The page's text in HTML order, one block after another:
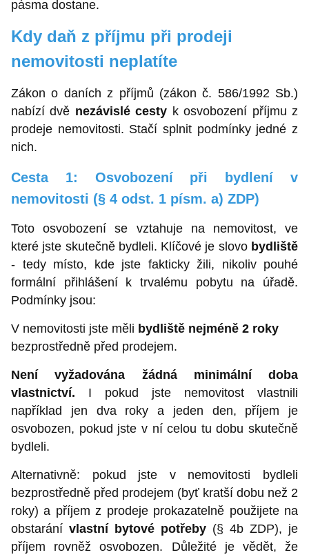
pásma dostane.
Kdy daň z příjmu při prodeji
nemovitosti neplatíte
Zákon o daních z příjmů (zákon č. 586/1992 Sb.)
nabízí dvě nezávislé cesty k osvobození příjmu z
prodeje nemovitosti. Stačí splnit podmínky jedné z
nich.
Cesta 1: Osvobození při bydlení v
nemovitosti (§ 4 odst. 1 písm. a) ZDP)
Toto osvobození se vztahuje na nemovitost, ve
které jste skutečně bydleli. Klíčové je slovo bydliště
- tedy místo, kde jste fakticky žili, nikoliv pouhé
formální přihlášení k trvalému pobytu na úřadě.
Podmínky jsou:
V nemovitosti jste měli bydliště nejméně 2 roky
bezprostředně před prodejem.
Není vyžadována žádná minimální doba
vlastnictví. I pokud jste nemovitost vlastnili
například jen dva roky a jeden den, příjem je
osvobozen, pokud jste v ní celou tu dobu skutečně
bydleli.
Alternativně: pokud jste v nemovitosti bydleli
bezprostředně před prodejem (byť kratší dobu než 2
roky) a příjem z prodeje prokazatelně použijete na
obstarání vlastní bytové potřeby (§ 4b ZDP), je
příjem rovněž osvobozen. Důležité je vědět, že